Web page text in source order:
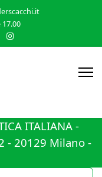
ITALIANA -
- 20129 Milano -